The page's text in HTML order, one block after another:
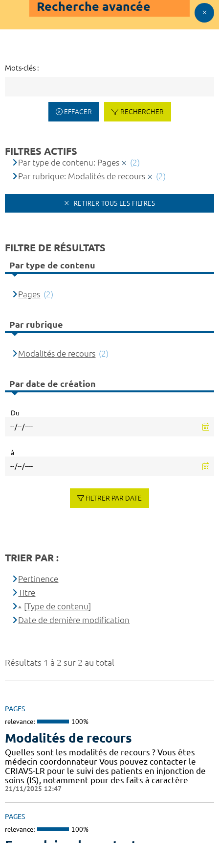
Recherche avancée
Mots-clés :
EFFACER RECHERCHER
Résultats 1 à 2 sur 2 au total
PAGES
relevance: 100%
Modalités de recours
Quelles sont les modalités de recours ? Vous êtes
médecin coordonnateur Vous pouvez contacter le
CRIAVS-LR pour le suivi des patients en injonction de
soins (IS), notamment pour des faits à caractère
21/11/2025 12:47
PAGES
relevance: 100%
FILTRES ACTIFS
Par type de contenu: Pages
(2)
Par rubrique: Modalités de recours
(2)
RETIRER TOUS LES FILTRES
FILTRE DE RÉSULTATS
Par type de contenu
Pages (2)
Par rubrique
Modalités de recours (2)
Par date de création
Du
à
FILTRER PAR DATE
TRIER PAR :
Pertinence
Titre
[Type de contenu]
Date de dernière modification